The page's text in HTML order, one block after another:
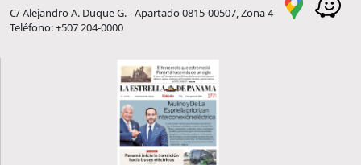
C/ Alejandro A. Duque G. - Apartado 0815-00507, Zona 4
Teléfono: +507 204-0000